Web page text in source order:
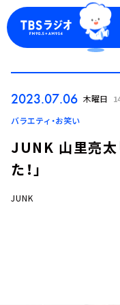
ログイン
2023.07.06 木曜日
バラエティ・お笑い
JUNK 山里亮太
た！」
JUNK